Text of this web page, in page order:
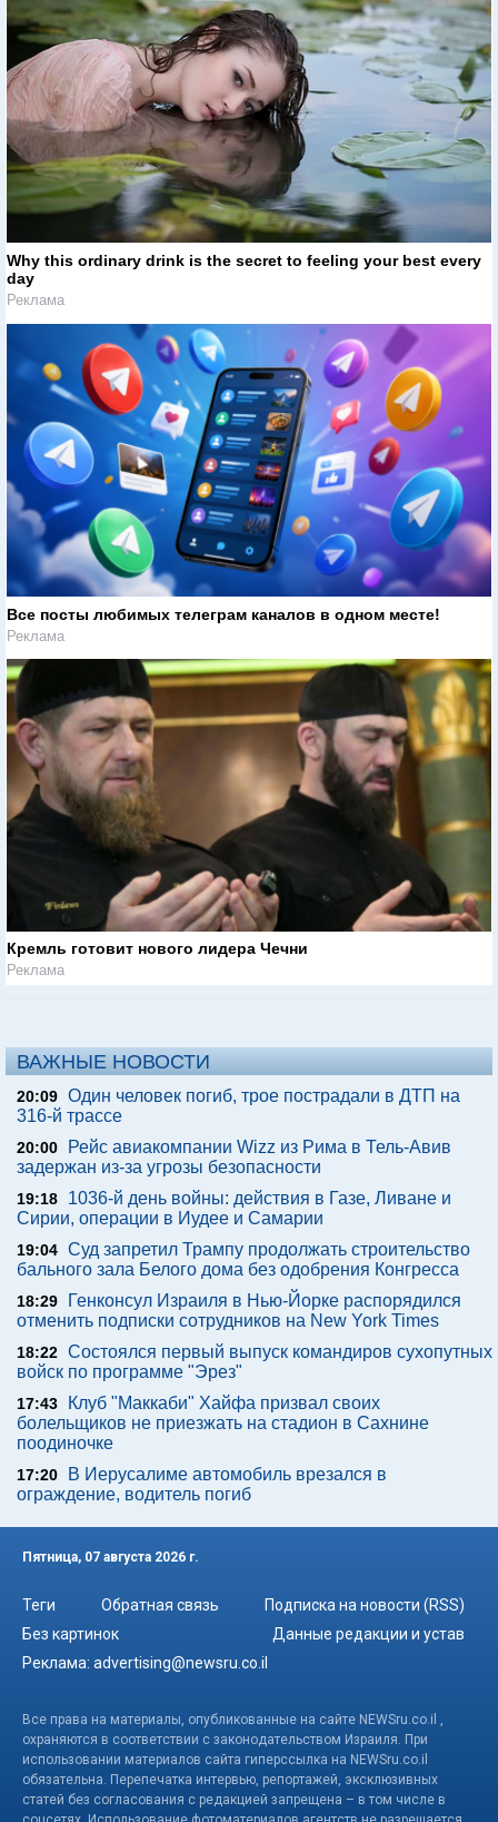
Why this ordinary drink is the secret to feeling your best every
day
Реклама
Все посты любимых телеграм каналов в одном месте!
Реклама
Кремль готовит нового лидера Чечни
Реклама
ВАЖНЫЕ НОВОСТИ
20:09 Один человек погиб, трое пострадали в ДТП на
316-й трассе
20:00
Рейс авиакомпании Wizz из Рима в Тель-Авив
задержан из-за угрозы безопасности
19:18
1036-й день войны: действия в Газе, Ливане и
Сирии, операции в Иудее и Самарии
19:04 Суд запретил Трампу продолжать строительство
бального зала Белого дома без одобрения Конгресса
18:29
Генконсул Израиля в Нью-Йорке распорядился
отменить подписки сотрудников на New York Times
18:22 Состоялся первый выпуск командиров сухопутных
войск по программе "Эрез"
17:43
Клуб "Маккаби" Хайфа призвал своих
болельщиков не приезжать на стадион в Сахнине
поодиночке
17:20
В Иерусалиме автомобиль врезался в
ограждение, водитель погиб
Пятница, 07 августа 2026 г.
Теги Обратная связь
Подписка на новости (RSS)
Без картинок
Данные редакции и устав
Реклама: advertising@newsru.co.il
Все права на материалы, опубликованные на сайте NEWSru.co.il ,
охраняются в соответствии с законодательством Израиля. При
использовании материалов сайта гиперссылка на NEWSru.co.il
обязательна. Перепечатка интервью, репортажей, эксклюзивных
статей без согласования с редакцией запрещена – в том числе в